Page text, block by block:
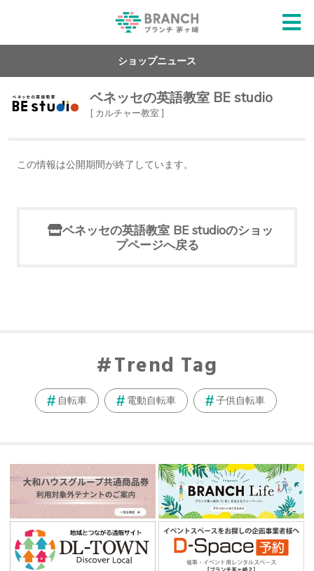
ショップニュース
ベネッセの英語教室 BE studio
[ カルチャー教室 ]
この情報は公開期間が終了しています。
ベネッセの英語教室 BE studioのショッ
プページへ戻る
Trend Tag
自転車 電動自転車 子供自転車